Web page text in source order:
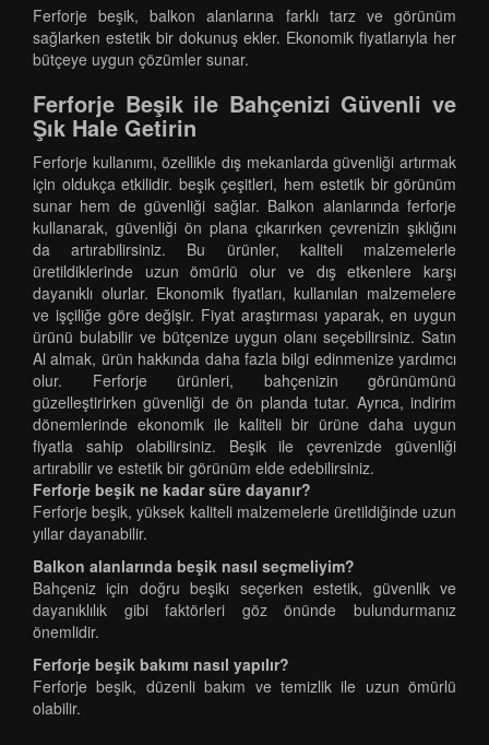
Ferforje beşik, balkon alanlarına farklı tarz ve görünüm
sağlarken estetik bir dokunuş ekler. Ekonomik fiyatlarıyla her
bütçeye uygun çözümler sunar.
Ferforje Beşik ile Bahçenizi Güvenli ve
Şık Hale Getirin
Ferforje kullanımı, özellikle dış mekanlarda güvenliği artırmak
için oldukça etkilidir. beşik çeşitleri, hem estetik bir görünüm
sunar hem de güvenliği sağlar. Balkon alanlarında ferforje
kullanarak, güvenliği ön plana çıkarırken çevrenizin şıklığını
da artırabilirsiniz. Bu ürünler, kaliteli malzemelerle
üretildiklerinde uzun ömürlü olur ve dış etkenlere karşı
dayanıklı olurlar. Ekonomik fiyatları, kullanılan malzemelere
ve işçiliğe göre değişir. Fiyat araştırması yaparak, en uygun
ürünü bulabilir ve bütçenize uygun olanı seçebilirsiniz. Satın
Al almak, ürün hakkında daha fazla bilgi edinmenize yardımcı
olur. Ferforje ürünleri, bahçenizin görünümünü
güzelleştirirken güvenliği de ön planda tutar. Ayrıca, indirim
dönemlerinde ekonomik ile kaliteli bir ürüne daha uygun
fiyatla sahip olabilirsiniz. Beşik ile çevrenizde güvenliği
artırabilir ve estetik bir görünüm elde edebilirsiniz.
Ferforje beşik ne kadar süre dayanır?
Ferforje beşik, yüksek kaliteli malzemelerle üretildiğinde uzun
yıllar dayanabilir.
Balkon alanlarında beşik nasıl seçmeliyim?
Bahçeniz için doğru beşikı seçerken estetik, güvenlik ve
dayanıklılık gibi faktörleri göz önünde bulundurmanız
önemlidir.
Ferforje beşik bakımı nasıl yapılır?
Ferforje beşik, düzenli bakım ve temizlik ile uzun ömürlü
olabilir.